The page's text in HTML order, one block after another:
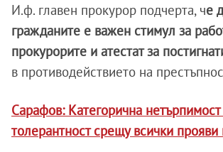
И.ф. главен прокурор подчерта, че
гражданите е важен стимул за
прокурорите и атестат за
в противодействието на
Сарафов: Категорична
толерантност срещу всички